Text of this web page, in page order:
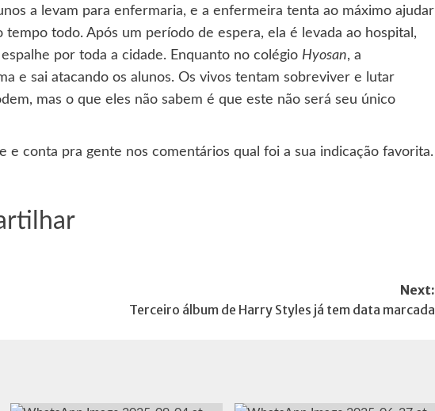
a levam para enfermaria, e a enfermeira tenta ao máximo ajudar
todo. Após um período de espera, ela é levada ao hospital,
por toda a cidade. Enquanto no colégio Hyosan, a
e sai atacando os alunos. Os vivos tentam sobreviver e lutar
mas o que eles não sabem é que este não será seu único
e conta pra gente nos comentários qual foi a sua indicação favorita.
Next:
Terceiro álbum de Harry Styles já tem data marcada